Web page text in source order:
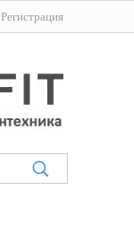
Регистрация